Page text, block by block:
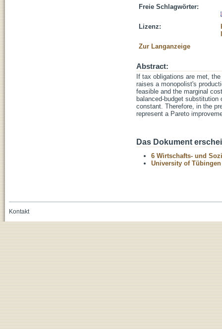
Freie Schlagwörter:
Lizenz:
Zur Langanzeige
Abstract:
If tax obligations are met,
raises a monopolist's
feasible and the marginal
balanced-budget
constant. Therefore, in the
represent a Pareto
Das Dokument
6 Wirtschafts- und
University of
Kontakt